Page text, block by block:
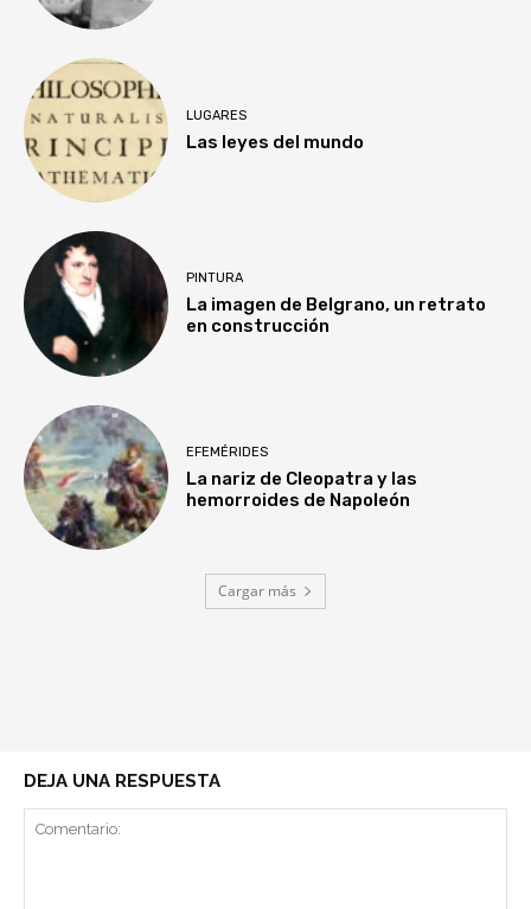
LUGARES
Las leyes del mundo
PINTURA
La imagen de Belgrano, un retrato
en construcción
EFEMÉRIDES
La nariz de Cleopatra y las
hemorroides de Napoleón
Cargar más
DEJA UNA RESPUESTA